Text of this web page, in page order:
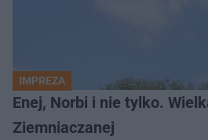
IMPREZA
Enej, Norbi i nie tylko.
Ziemniaczanej